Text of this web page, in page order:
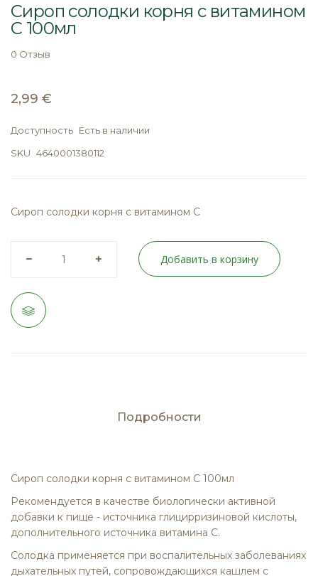
началу
галереи
Сироп cолодки корня с витамином
С 100мл
0 Отзыв
2,99 €
Доступность Есть в наличии
SKU 4640001380112
Сироп cолодки корня с витамином С
Добавить в корзину
Подробности
Сироп cолодки корня с витамином С 100мл
Рекомендуется в качестве биологически активной
добавки к пище - источника глицирризиновой кислоты,
дополнительного источника витамина С.
Солодка применяется при воспалительных заболеваниях
дыхательных путей, сопровождающихся кашлем с